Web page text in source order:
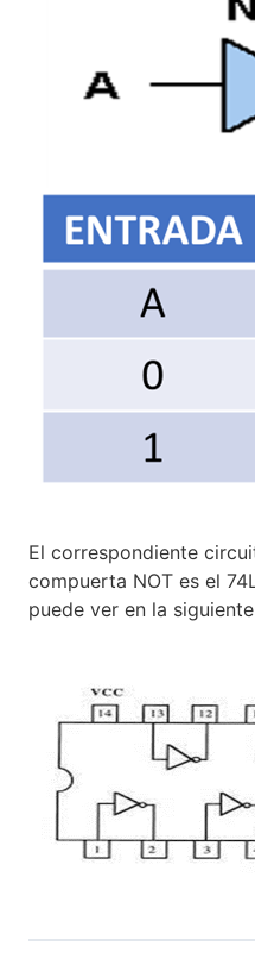
El correspondiente
compuerta NOT es el
puede ver en la